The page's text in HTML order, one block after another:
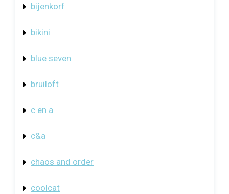
bijenkorf
bikini
blue seven
bruiloft
c en a
c&a
chaos and order
coolcat